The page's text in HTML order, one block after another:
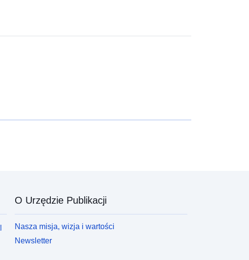
O Urzędzie Publikacji
Nasza misja, wizja i wartości
Newsletter